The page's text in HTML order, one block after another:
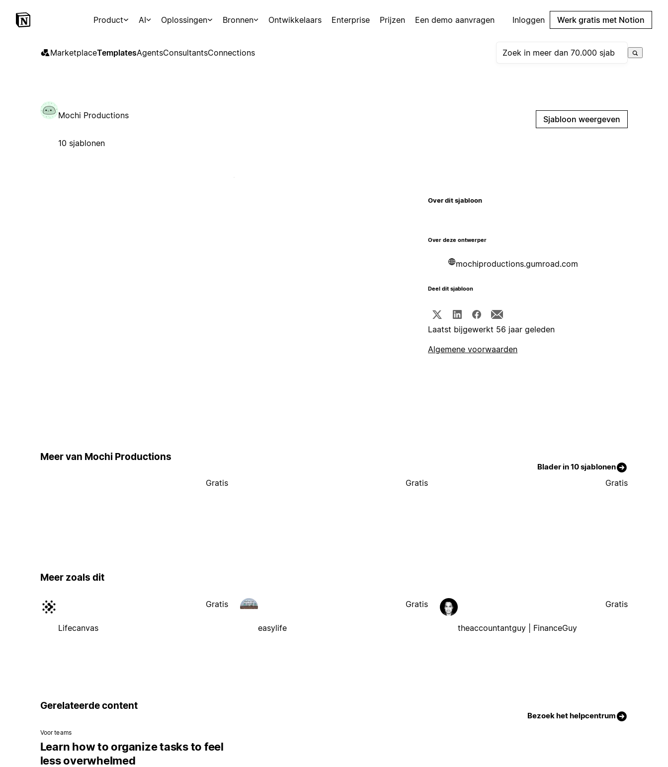
Product AI Oplossingen Bronnen Ontwikkelaars Enterprise Prijzen Een demo aanvragen Inloggen Werk gratis met Notion
MarketplaceTemplatesAgentsConsultantsConnections
Mochi Productions
10 sjablonen
Sjabloon weergeven
Over dit sjabloon
Over deze ontwerper
mochiproductions.gumroad.com
Deel dit sjabloon
Laatst bijgewerkt 56 jaar geleden
Algemene voorwaarden
Meer van Mochi Productions
Blader in 10 sjablonen
Gratis Gratis Gratis
Meer zoals dit
Lifecanvas
Gratis
easylife
Gratis
theaccountantguy | FinanceGuy
Gratis
Gerelateerde content
Bezoek het helpcentrum
Voor teams
Learn how to organize tasks to feel
less overwhelmed